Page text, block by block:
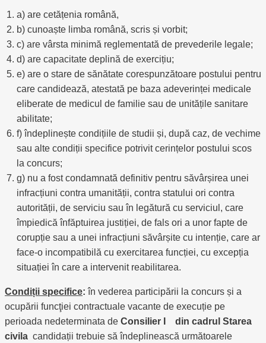
a) are cetățenia română,
b) cunoaște limba română, scris și vorbit;
c) are vârsta minimă reglementată de prevederile legale;
d) are capacitate deplină de exercițiu;
e) are o stare de sănătate corespunzătoare postului pentru
care candidează, atestată pe baza adeverinței medicale
eliberate de medicul de familie sau de unitățile sanitare
abilitate;
f) îndeplinește condițiile de studii și, după caz, de vechime
sau alte condiții specifice potrivit cerințelor postului scos
la concurs;
g) nu a fost condamnată definitiv pentru săvârșirea unei
infracțiuni contra umanității, contra statului ori contra
autorității, de serviciu sau în legătură cu serviciul, care
împiedică înfăptuirea justiției, de fals ori a unor fapte de
corupție sau a unei infracțiuni săvârșite cu intenție, care ar
face-o incompatibilă cu exercitarea funcției, cu excepția
situației în care a intervenit reabilitarea.
Condiții specifice:în vederea participării la concurs și a
ocupării funcţiei contractuale vacante de execuție pe
perioada nedeterminata de Consilier I din cadrul Starea
civila candidații trebuie să îndeplinească următoarele